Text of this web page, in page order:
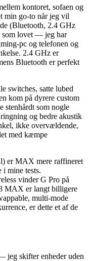
kontoret, sofaen og
min go-to når jeg vil
(Bluetooth, 2.4 GHz
som lovet — jeg har
pc og telefonen og
2.4 GHz er
Bluetooth er perfekt
switches, satte lubed
kom på dyrere custom
stenhårdt som nogle
og bedre akustik
ikke overvældende,
med kæmpe
er MAX mere raffineret
i mine tests.
vinder G Pro på
MAX er langt billigere
multi-mode
er dette et af de
jeg skifter enheder uden